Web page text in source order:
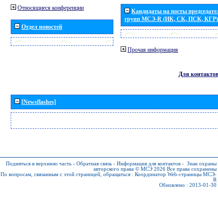
Относящиеся конференции
Отдел новостей
Кандидаты на посты
групп МСЭ-R (ИК, СК, ПСК, КГР)
Прочая информация
Для контактов
[Newsflashes]
Подняться в верхнюю часть - Обратная связь - Информация для контактов - Знак охраны
авторского права © МСЭ 2026 Все права сохранены
По вопросам, связанным с этой страницей, обращаться : Координатор Web-страницы МСЭ-
R
Обновлено : 2013-01-30